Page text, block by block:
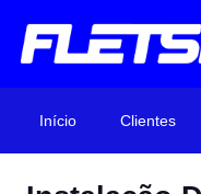
Início Clientes